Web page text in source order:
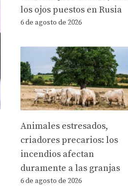
los ojos puestos en Rusia
6 de agosto de 2026
Animales estresados,
criadores precarios: los
incendios afectan
duramente a las granjas
6 de agosto de 2026